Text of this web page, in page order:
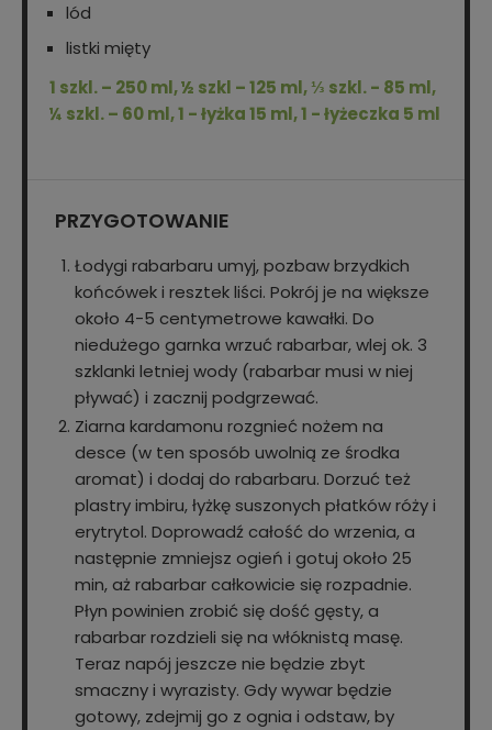
lód
listki mięty
1 szkl. – 250 ml, ½ szkl – 125 ml, ⅓ szkl. - 85 ml,
¼ szkl. – 60 ml, 1 - łyżka 15 ml, 1 - łyżeczka 5 ml
PRZYGOTOWANIE
Łodygi rabarbaru umyj, pozbaw brzydkich
końcówek i resztek liści. Pokrój je na większe
około 4-5 centymetrowe kawałki. Do
niedużego garnka wrzuć rabarbar, wlej ok. 3
szklanki letniej wody (rabarbar musi w niej
pływać) i zacznij podgrzewać.
Ziarna kardamonu rozgnieć nożem na
desce (w ten sposób uwolnią ze środka
aromat) i dodaj do rabarbaru. Dorzuć też
plastry imbiru, łyżkę suszonych płatków róży i
erytrytol. Doprowadź całość do wrzenia, a
następnie zmniejsz ogień i gotuj około 25
min, aż rabarbar całkowicie się rozpadnie.
Płyn powinien zrobić się dość gęsty, a
rabarbar rozdzieli się na włóknistą masę.
Teraz napój jeszcze nie będzie zbyt
smaczny i wyrazisty. Gdy wywar będzie
gotowy, zdejmij go z ognia i odstaw, by